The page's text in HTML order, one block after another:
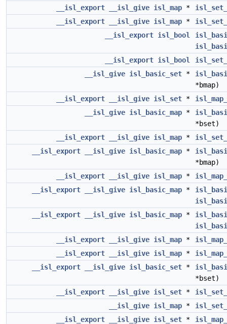
__isl_export
__isl_give isl_map *
__isl_export
__isl_give isl_map *
__isl_export isl_bool
__isl_export isl_bool
__isl_give isl_basic_set *
*bmap)
__isl_export
__isl_give isl_set *
__isl_give isl_basic_map *
*bset)
__isl_export
__isl_give isl_map *
__isl_export
__isl_give isl_basic_map *
*bmap)
__isl_export
__isl_give isl_map *
__isl_export
__isl_give isl_basic_map *
__isl_export
__isl_give isl_basic_map *
__isl_export
__isl_give isl_map *
__isl_export
__isl_give isl_map *
__isl_export
__isl_give isl_basic_set *
*bset)
__isl_export
__isl_give isl_set *
__isl_give isl_map *
__isl_export
__isl_give isl_set *